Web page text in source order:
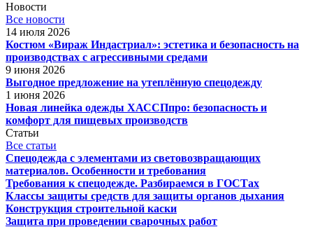
Новости
Все новости
14 июля 2026
Костюм «Вираж Индастриал»: эстетика и безопасность на
производствах с агрессивными средами
9 июня 2026
Выгодное предложение на утеплённую спецодежду
1 июня 2026
Новая линейка одежды ХАССПпро: безопасность и
комфорт для пищевых производств
Статьи
Все статьи
Спецодежда с элементами из световозвращающих
материалов. Особенности и требования
Требования к спецодежде. Разбираемся в ГОСТах
Классы защиты средств для защиты органов дыхания
Конструкция строительной каски
Защита при проведении сварочных работ